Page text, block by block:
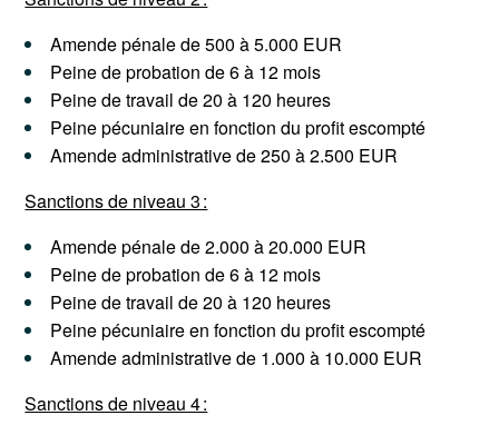
Amende pénale de 500 à 5.000 EUR
Peine de probation de 6 à 12 mois
Peine de travail de 20 à 120 heures
Peine pécuniaire en fonction du profit escompté
Amende administrative de 250 à 2.500 EUR
Sanctions de niveau 3 :
Amende pénale de 2.000 à 20.000 EUR
Peine de probation de 6 à 12 mois
Peine de travail de 20 à 120 heures
Peine pécuniaire en fonction du profit escompté
Amende administrative de 1.000 à 10.000 EUR
Sanctions de niveau 4 :